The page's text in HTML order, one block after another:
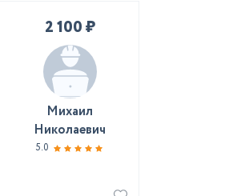
2 100 ₽
Михаил
Николаевич
5.0